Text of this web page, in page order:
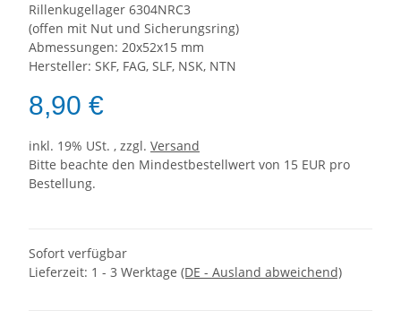
Rillenkugellager 6304NRC3
(offen mit Nut und Sicherungsring)
Abmessungen: 20x52x15 mm
Hersteller: SKF, FAG, SLF, NSK, NTN
8,90 €
inkl. 19% USt. , zzgl. Versand
Bitte beachte den Mindestbestellwert von 15 EUR pro
Bestellung.
Sofort verfügbar
Lieferzeit: 1 - 3 Werktage (DE - Ausland abweichend)